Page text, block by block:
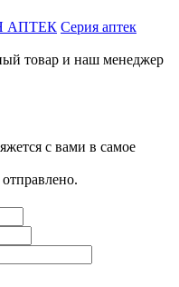
АПТЕК Серия аптек
товар и наш менеджер
с вами в самое